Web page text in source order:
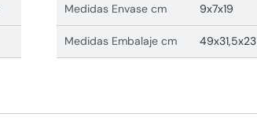
Medidas Envase cm 9x7x19
Medidas Embalaje cm 49x31,5x23